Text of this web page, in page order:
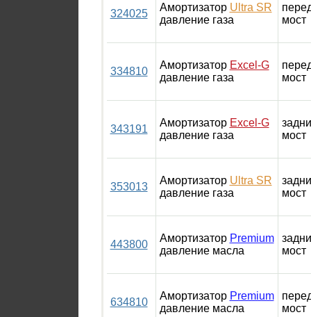
324025
Амортизатор Ultra SR
давление газа
мост
334810
Амортизатор Excel-G
давление газа
мост
343191
Амортизатор Excel-G
давление газа
мост
353013
Амортизатор Ultra SR
давление газа
мост
443800
Амортизатор Premium
давление масла
мост
634810
Амортизатор Premium
давление масла
мост